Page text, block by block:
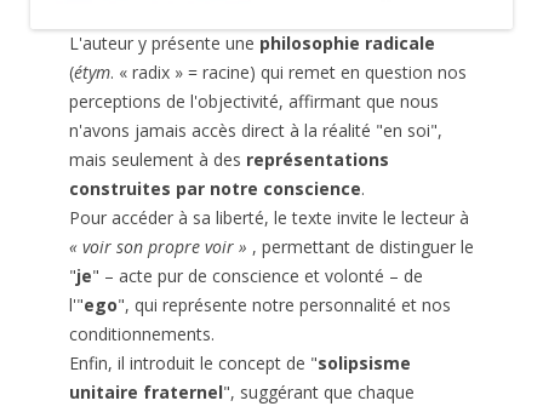
L'auteur y présente une philosophie radicale
(étym. « radix » = racine) qui remet en question nos
perceptions de l'objectivité, affirmant que nous
n'avons jamais accès direct à la réalité "en soi",
mais seulement à des représentations
construites par notre conscience.
Pour accéder à sa liberté, le texte invite le lecteur à
« voir son propre voir » , permettant de distinguer le
"je" – acte pur de conscience et volonté – de
l'"ego", qui représente notre personnalité et nos
conditionnements.
Enfin, il introduit le concept de "solipsisme
unitaire fraternel", suggérant que chaque